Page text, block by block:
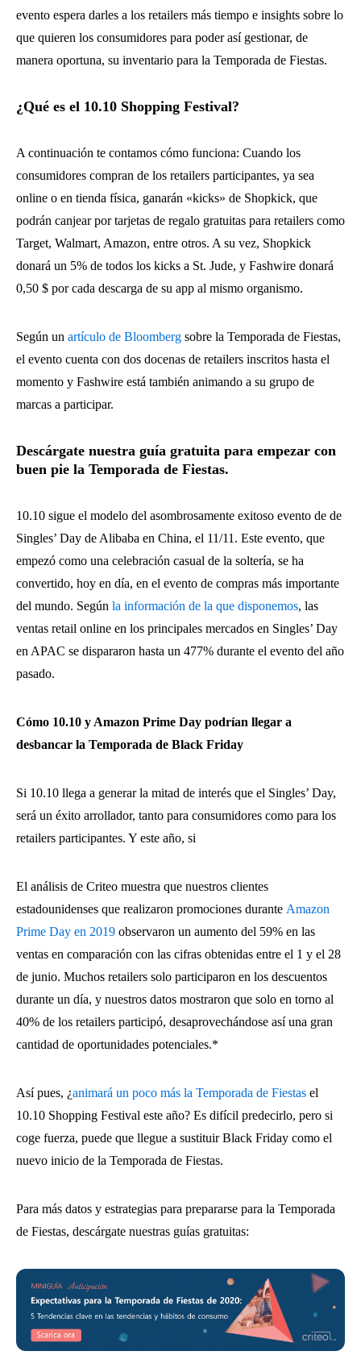
evento espera darles a los retailers más tiempo e insights sobre lo
que quieren los consumidores para poder así gestionar, de
manera oportuna, su inventario para la Temporada de Fiestas.
¿Qué es el 10.10 Shopping Festival?
A continuación te contamos cómo funciona: Cuando los
consumidores compran de los retailers participantes, ya sea
online o en tienda física, ganarán «kicks» de Shopkick, que
podrán canjear por tarjetas de regalo gratuitas para retailers como
Target, Walmart, Amazon, entre otros. A su vez, Shopkick
donará un 5% de todos los kicks a St. Jude, y Fashwire donará
0,50 $ por cada descarga de su app al mismo organismo.
Según un artículo de Bloomberg sobre la Temporada de Fiestas,
el evento cuenta con dos docenas de retailers inscritos hasta el
momento y Fashwire está también animando a su grupo de
marcas a participar.
Descárgate nuestra guía gratuita para empezar con
buen pie la Temporada de Fiestas.
10.10 sigue el modelo del asombrosamente exitoso evento de de
Singles’ Day de Alibaba en China, el 11/11. Este evento, que
empezó como una celebración casual de la soltería, se ha
convertido, hoy en día, en el evento de compras más importante
del mundo. Según la información de la que disponemos, las
ventas retail online en los principales mercados en Singles’ Day
en APAC se dispararon hasta un 477% durante el evento del año
pasado.
Cómo 10.10 y Amazon Prime Day podrían llegar a
desbancar la Temporada de Black Friday
Si 10.10 llega a generar la mitad de interés que el Singles’ Day,
será un éxito arrollador, tanto para consumidores como para los
retailers participantes. Y este año, si
El análisis de Criteo muestra que nuestros clientes
estadounidenses que realizaron promociones durante Amazon
Prime Day en 2019 observaron un aumento del 59% en las
ventas en comparación con las cifras obtenidas entre el 1 y el 28
de junio. Muchos retailers solo participaron en los descuentos
durante un día, y nuestros datos mostraron que solo en torno al
40% de los retailers participó, desaprovechándose así una gran
cantidad de oportunidades potenciales.*
Así pues, ¿animará un poco más la Temporada de Fiestas el
10.10 Shopping Festival este año? Es difícil predecirlo, pero si
coge fuerza, puede que llegue a sustituir Black Friday como el
nuevo inicio de la Temporada de Fiestas.
Para más datos y estrategias para prepararse para la Temporada
de Fiestas, descárgate nuestras guías gratuitas: